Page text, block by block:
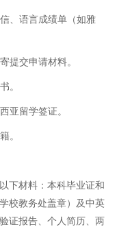
、语言成绩单（如雅
提交申请材料。
。
亚留学签证。
。
下材料：本科毕业证和
校教务处盖章）及中英
证报告、个人简历、两